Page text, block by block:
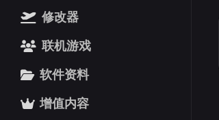
修改器
联机游戏
软件资料
增值内容
修改器
联机游戏
软件资料
增值内容